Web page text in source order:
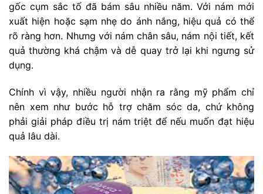
gốc cụm sắc tố đã bám sâu nhiều năm. Với nám mới
xuất hiện hoặc sạm nhẹ do ánh nắng, hiệu quả có thể
rõ ràng hơn. Nhưng với nám chân sâu, nám nội tiết, kết
quả thường khá chậm và dễ quay trở lại khi ngưng sử
dụng.
Chính vì vậy, nhiều người nhận ra rằng mỹ phẩm chỉ
nên xem như bước hỗ trợ chăm sóc da, chứ không
phải giải pháp điều trị nám triệt để nếu muốn đạt hiệu
quả lâu dài.